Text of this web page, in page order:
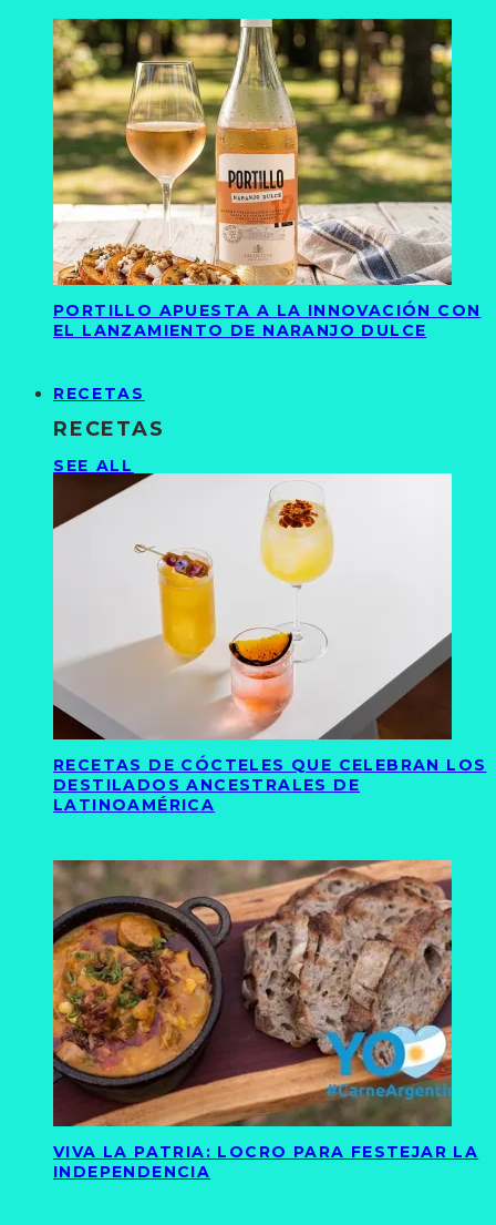
PORTILLO APUESTA A LA INNOVACIÓN CON
EL LANZAMIENTO DE NARANJO DULCE
RECETAS
RECETAS
SEE ALL
RECETAS DE CÓCTELES QUE CELEBRAN LOS
DESTILADOS ANCESTRALES DE
LATINOAMÉRICA
VIVA LA PATRIA: LOCRO PARA FESTEJAR LA
INDEPENDENCIA